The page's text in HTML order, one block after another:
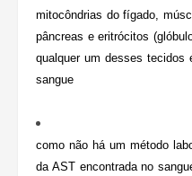
mitocôndrias do fígado,
pâncreas e eritrócitos
qualquer um desses tecidos
sangue
como não há um método
da AST encontrada no